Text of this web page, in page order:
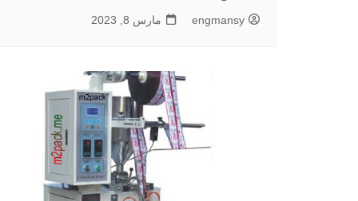
engmansy مارس 8, 2023